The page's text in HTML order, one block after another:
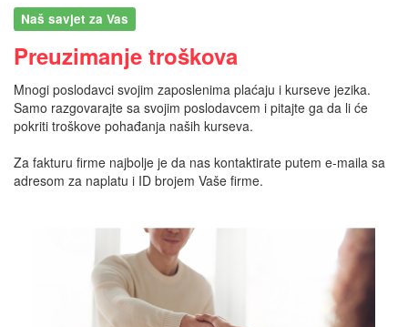
Naš savjet za Vas
Preuzimanje troškova
Mnogi poslodavci svojim zaposlenima plaćaju i kurseve jezika.
Samo razgovarajte sa svojim poslodavcem i pitajte ga da li će
pokriti troškove pohađanja naših kurseva.
Za fakturu firme najbolje je da nas kontaktirate putem e-maila sa
adresom za naplatu i ID brojem Vaše firme.